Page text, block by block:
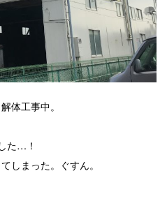
体工事中。
た…！
しまった。ぐすん。